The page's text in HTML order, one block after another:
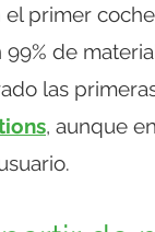
el primer
de
las
, aunque